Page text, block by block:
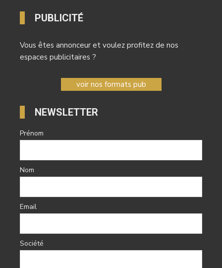
PUBLICITÉ
Vous êtes annonceur et voulez profitez de nos
espaces publicitaires ?
voir nos formats pub
NEWSLETTER
Prénom
Nom
Email
Société